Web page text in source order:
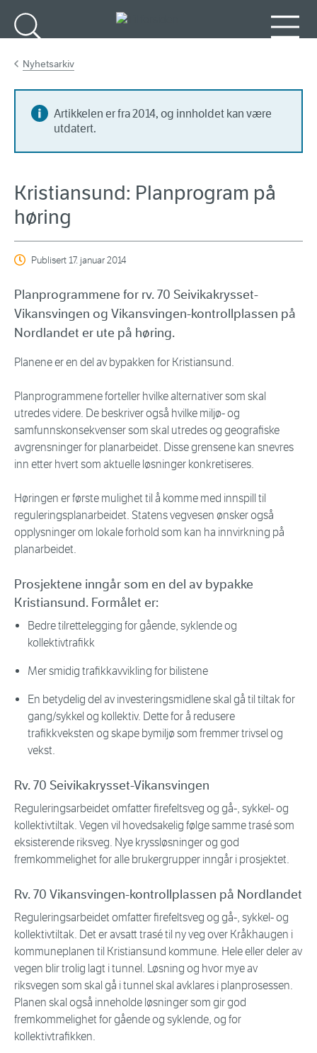
Nyhetsarkiv
Artikkelen er fra 2014, og innholdet kan være
utdatert.
Kristiansund: Planprogram på
høring
Publisert17. januar 2014
Planprogrammene for rv. 70 Seivikakrysset-
Vikansvingen og Vikansvingen-kontrollplassen på
Nordlandet er ute på høring.
Planene er en del av bypakken for Kristiansund.
Planprogrammene forteller hvilke alternativer som skal
utredes videre. De beskriver også hvilke miljø- og
samfunnskonsekvenser som skal utredes og geografiske
avgrensninger for planarbeidet. Disse grensene kan snevres
inn etter hvert som aktuelle løsninger konkretiseres.
Høringen er første mulighet til å komme med innspill til
reguleringsplanarbeidet. Statens vegvesen ønsker også
opplysninger om lokale forhold som kan ha innvirkning på
planarbeidet.
Prosjektene inngår som en del av bypakke
Kristiansund. Formålet er:
Bedre tilrettelegging for gående, syklende og
kollektivtrafikk
Mer smidig trafikkavvikling for bilistene
En betydelig del av investeringsmidlene skal gå til tiltak for
gang/sykkel og kollektiv. Dette for å redusere
trafikkveksten og skape bymiljø som fremmer trivsel og
vekst.
Rv. 70 Seivikakrysset-Vikansvingen
Reguleringsarbeidet omfatter firefeltsveg og gå-, sykkel- og
kollektivtiltak. Vegen vil hovedsakelig følge samme trasé som
eksisterende riksveg. Nye kryssløsninger og god
fremkommelighet for alle brukergrupper inngår i prosjektet.
Rv. 70 Vikansvingen-kontrollplassen på Nordlandet
Reguleringsarbeidet omfatter firefeltsveg og gå-, sykkel- og
kollektivtiltak. Det er avsatt trasé til ny veg over Kråkhaugen i
kommuneplanen til Kristiansund kommune. Hele eller deler av
vegen blir trolig lagt i tunnel. Løsning og hvor mye av
riksvegen som skal gå i tunnel skal avklares i planprosessen.
Planen skal også inneholde løsninger som gir god
fremkommelighet for gående og syklende, og for
kollektivtrafikken.